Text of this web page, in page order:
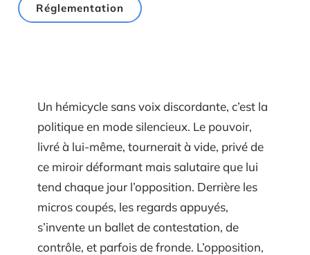
Réglementation
Un hémicycle sans voix discordante, c’est la
politique en mode silencieux. Le pouvoir,
livré à lui-même, tournerait à vide, privé de
ce miroir déformant mais salutaire que lui
tend chaque jour l’opposition. Derrière les
micros coupés, les regards appuyés,
s’invente un ballet de contestation, de
contrôle, et parfois de fronde. L’opposition,